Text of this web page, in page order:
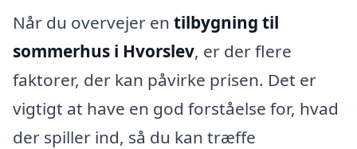
Når du overvejer en tilbygning til
sommerhus i Hvorslev, er der flere
faktorer, der kan påvirke prisen. Det er
vigtigt at have en god forståelse for, hvad
der spiller ind, så du kan træffe